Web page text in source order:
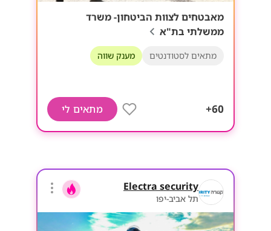
מאבטחים לצוות הביטחון- משרד
ממשלתי בת"א
מתאים לסטודנטים מענק שווה
60+ מתאים לי
Electra security
תל אביב-יפו